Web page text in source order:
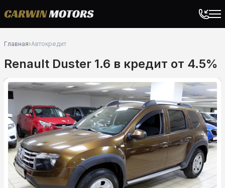
Главная›Автокредит
Renault Duster 1.6 в кредит от 4.5%